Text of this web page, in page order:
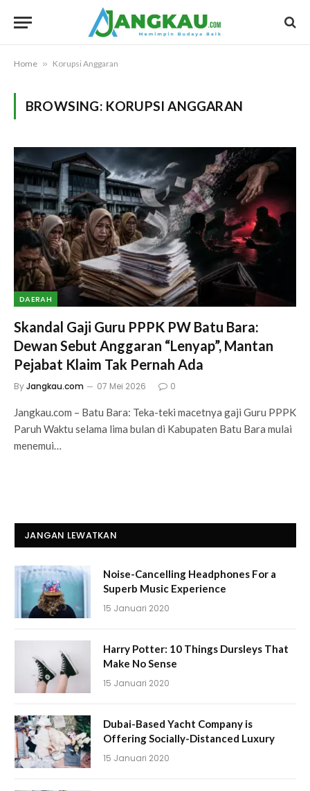
Home » Korupsi Anggaran
BROWSING: KORUPSI ANGGARAN
DAERAH
Skandal Gaji Guru PPPK PW Batu Bara:
Dewan Sebut Anggaran “Lenyap”, Mantan
Pejabat Klaim Tak Pernah Ada
ByJangkau.com 07 Mei 2026 0
Jangkau.com – Batu Bara: Teka-teki macetnya gaji Guru PPPK
Paruh Waktu selama lima bulan di Kabupaten Batu Bara mulai
menemui…
JANGAN LEWATKAN
Noise-Cancelling Headphones For a
Superb Music Experience
15 Januari 2020
Harry Potter: 10 Things Dursleys That
Make No Sense
15 Januari 2020
Dubai-Based Yacht Company is
Offering Socially-Distanced Luxury
15 Januari 2020